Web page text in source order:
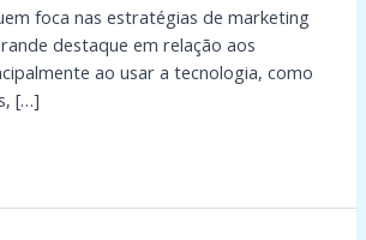
foca nas estratégias de marketing
destaque em relação aos
ao usar a tecnologia, como
[…]